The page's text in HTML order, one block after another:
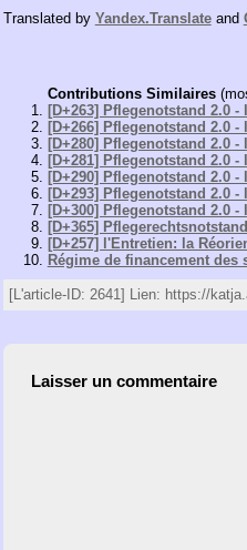
Translated by Yandex.Translateand
Contributions Similaires
[D+263] Pflegenotstand 2.0
[D+266] Pflegenotstand 2.0
[D+280] Pflegenotstand 2.0
[D+281] Pflegenotstand 2.0
[D+290] Pflegenotstand 2.0
[D+293] Pflegenotstand 2.0
[D+300] Pflegenotstand 2.0
[D+365]
[D+257] l'Entretien: la
Régime de financement
[L'article-ID: 2641] Lien: https://
Laisser un commentaire